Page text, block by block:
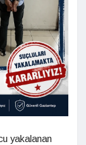
yakalanan